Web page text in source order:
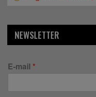
NEWSLETTER
E-mail *